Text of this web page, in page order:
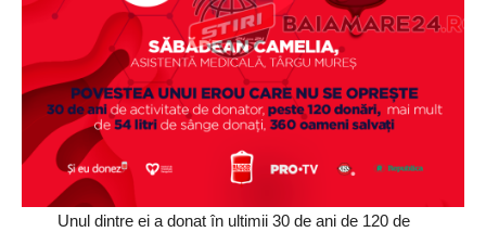
Unul dintre ei a donat în ultimii 30 de ani de 120 de